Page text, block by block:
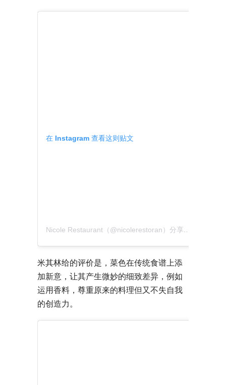
在 Instagram 查看这则贴文
Nicole Restaurant（@nicolerestoran）分享的贴文
米其林给的评价是，菜色在传统食谱上添
加新意，让其产生微妙的细致差异，例如
运用香料，尊重原来的料理但又不失自我
的创造力。